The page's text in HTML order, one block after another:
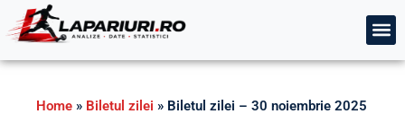
Home » Biletul zilei » Biletul zilei – 30 noiembrie 2025